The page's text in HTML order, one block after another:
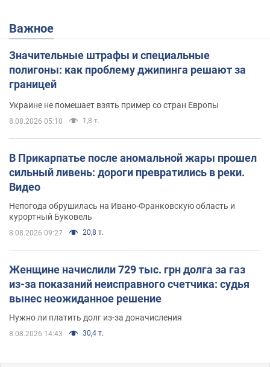
Важное
Значительные штрафы и специальные
полигоны: как проблему джипинга решают за
границей
Украине не помешает взять пример со стран Европы
8.08.2026 05:10 1,8 т.
В Прикарпатье после аномальной жары прошел
сильный ливень: дороги превратились в реки.
Видео
Непогода обрушилась на Ивано-Франковскую область и
курортный Буковель
8.08.2026 09:27 20,8 т.
Женщине начислили 729 тыс. грн долга за газ
из-за показаний неисправного счетчика: судья
вынес неожиданное решение
Нужно ли платить долг из-за доначисления
8.08.2026 14:43 30,4 т.